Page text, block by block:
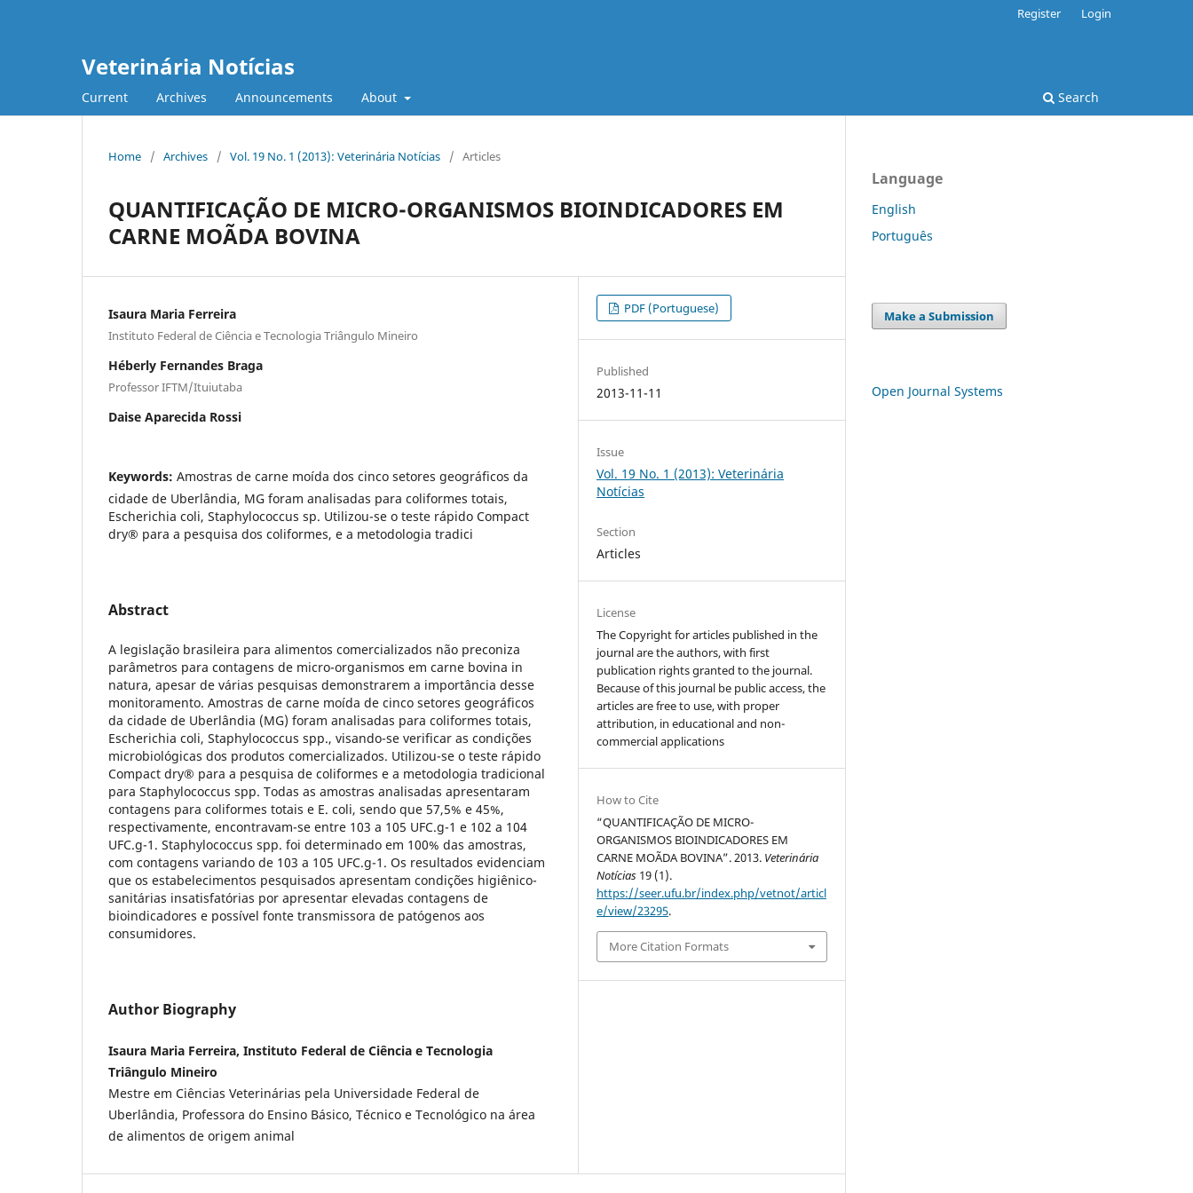
Veterinária Notícias
Current Archives Announcements About Search
Register Login
Home / Archives / Vol. 19 No. 1 (2013): Veterinária Notícias / Articles
QUANTIFICAÇÃO DE MICRO-ORGANISMOS BIOINDICADORES EM
CARNE MOÃDA BOVINA
Isaura Maria Ferreira
Instituto Federal de Ciência e Tecnologia Triângulo Mineiro
Héberly Fernandes Braga
Professor IFTM/Ituiutaba
Daise Aparecida Rossi
Keywords: Amostras de carne moída dos cinco setores geográficos da
cidade de Uberlândia, MG foram analisadas para coliformes totais,
Escherichia coli, Staphylococcus sp. Utilizou-se o teste rápido Compact
dry® para a pesquisa dos coliformes, e a metodologia tradici
Abstract
A legislação brasileira para alimentos comercializados não preconiza
parâmetros para contagens de micro-organismos em carne bovina in
natura, apesar de várias pesquisas demonstrarem a importância desse
monitoramento. Amostras de carne moída de cinco setores geográficos
da cidade de Uberlândia (MG) foram analisadas para coliformes totais,
Escherichia coli, Staphylococcus spp., visando-se verificar as condições
microbiológicas dos produtos comercializados. Utilizou-se o teste rápido
Compact dry® para a pesquisa de coliformes e a metodologia tradicional
para Staphylococcus spp. Todas as amostras analisadas apresentaram
contagens para coliformes totais e E. coli, sendo que 57,5% e 45%,
respectivamente, encontravam-se entre 103 a 105 UFC.g-1 e 102 a 104
UFC.g-1. Staphylococcus spp. foi determinado em 100% das amostras,
com contagens variando de 103 a 105 UFC.g-1. Os resultados evidenciam
que os estabelecimentos pesquisados apresentam condições higiênico-
sanitárias insatisfatórias por apresentar elevadas contagens de
bioindicadores e possível fonte transmissora de patógenos aos
consumidores.
Author Biography
Isaura Maria Ferreira, Instituto Federal de Ciência e Tecnologia
Triângulo Mineiro
Mestre em Ciências Veterinárias pela Universidade Federal de
Uberlândia, Professora do Ensino Básico, Técnico e Tecnológico na área
de alimentos de origem animal
PDF (Portuguese)
Published
2013-11-11
Issue
Vol. 19 No. 1 (2013): Veterinária
Notícias
Section
Articles
License
The Copyright for articles published in the
journal are the authors, with first
publication rights granted to the journal.
Because of this journal be public access, the
articles are free to use, with proper
attribution, in educational and non-
commercial applications
How to Cite
“QUANTIFICAÇÃO DE MICRO-
ORGANISMOS BIOINDICADORES EM
CARNE MOÃDA BOVINA”. 2013. Veterinária
Notícias 19 (1).
https://seer.ufu.br/index.php/vetnot/articl
e/view/23295.
More Citation Formats
Language
English
Português
Make a Submission
Open Journal Systems